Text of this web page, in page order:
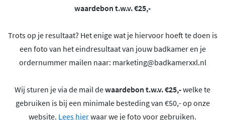
waardebon t.w.v. €25,-
Trots op je resultaat? Het enige wat je hiervoor hoeft te doen is
een foto van het eindresultaat van jouw badkamer en je
ordernummer mailen naar: marketing@badkamerxxl.nl
Wij sturen je via de mail dewaardebon t.w.v. €25,-welke te
gebruiken is bij een minimale besteding van €50,- op onze
website. Lees hierwaar we je foto voor gebruiken.